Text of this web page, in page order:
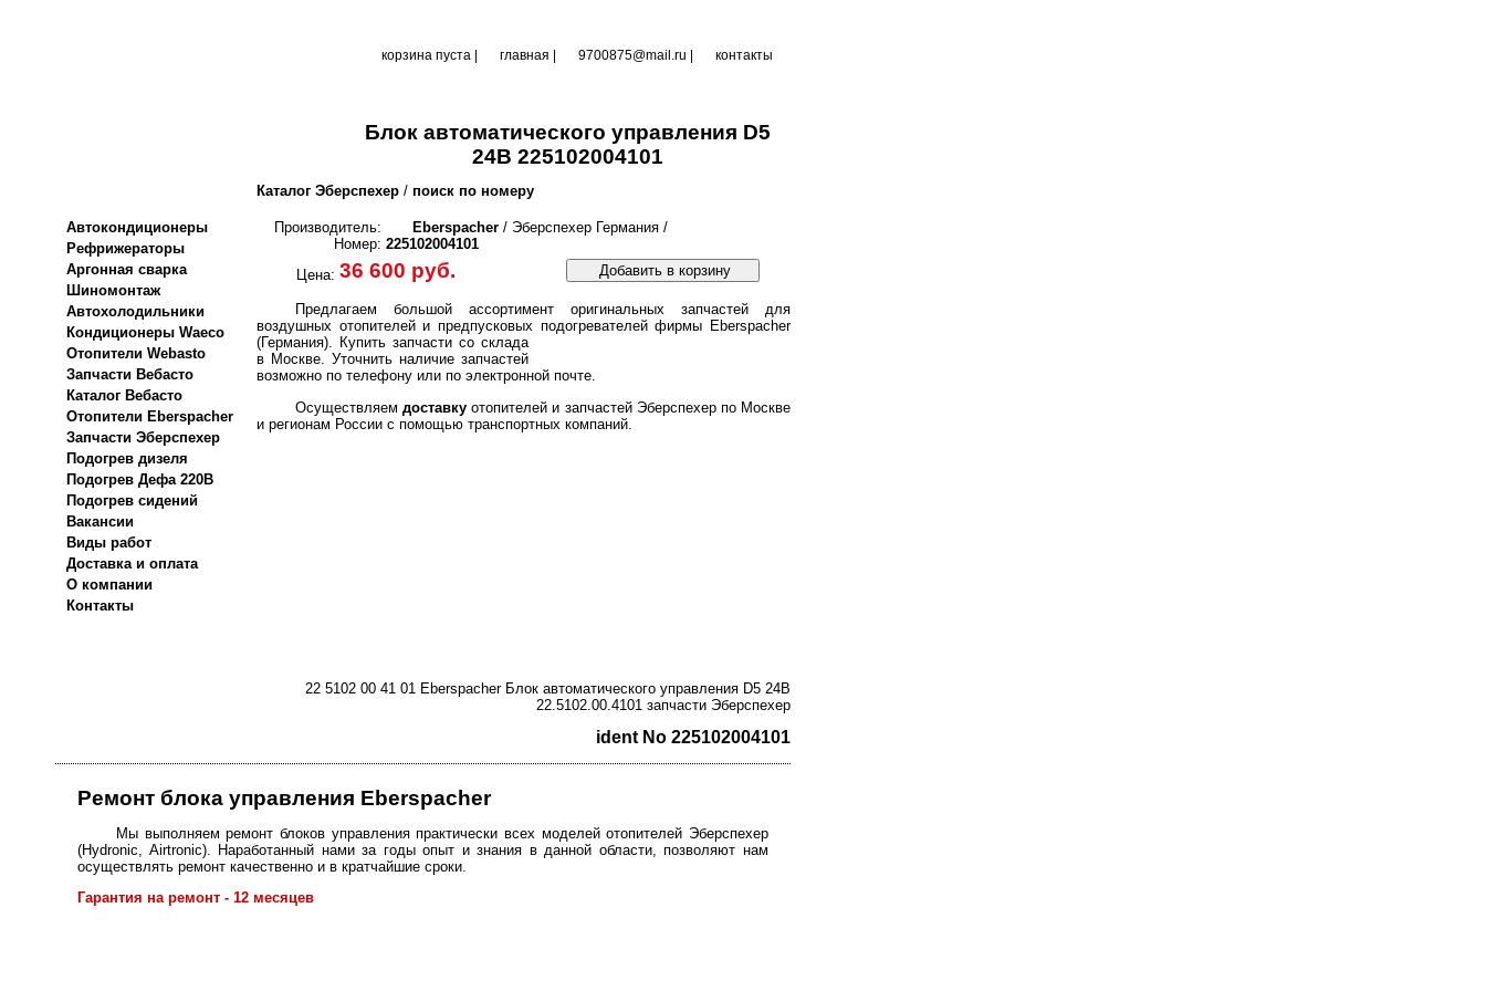
корзина пуста | главная 9700875@mail.ru | контакты
Блок автоматического управления D5
24В 225102004101
Автокондиционеры
Рефрижераторы
Аргонная сварка
Шиномонтаж
Автохолодильники
Кондиционеры Waeco
Отопители Webasto
Запчасти Вебасто
Каталог Вебасто
Отопители Eberspacher
Запчасти Эберспехер
Подогрев дизеля
Подогрев Дефа 220В
Подогрев сидений
Вакансии
Виды работ
Доставка и оплата
О компании
Контакты
Каталог Эберспехер / поиск по номеру
Производитель:
Номер:
Eberspacher / Эберспехер Германия /
225102004101
Цена: 36 600 руб. Добавить в корзину
Предлагаем большой ассортимент оригинальных запчастей для
воздушных отопителей и предпусковых подогревателей фирмы Eberspacher
(Германия). Купить запчасти со склада
в Москве. Уточнить наличие запчастей
возможно по телефону или по электронной почте.
Осуществляемдоставку отопителей и запчастей Эберспехер по Москве
и регионам России с помощью транспортных компаний.
22 5102 00 41 01 Eberspacher Блок автоматического управления D5 24В
22.5102.00.4101 запчасти Эберспехер
ident No 225102004101
Ремонт блока управления Eberspacher
Мы выполняем ремонт блоков управления практически всех моделей отопителей Эберспехер
(Hydronic, Airtronic). Наработанный нами за годы опыт и знания в данной области, позволяют нам
осуществлять ремонт качественно и в кратчайшие сроки.
Гарантия на ремонт - 12 месяцев